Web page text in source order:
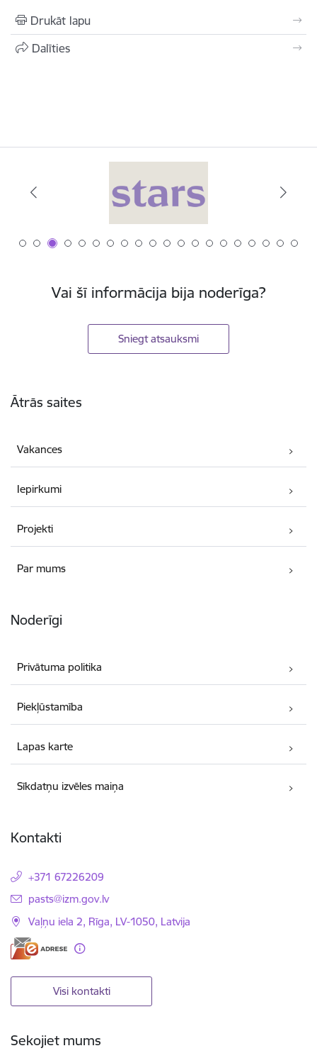
Drukāt lapu
Dalīties
Vai šī informācija bija noderīga?
Sniegt atsauksmi
Ātrās saites
Vakances
Iepirkumi
Projekti
Par mums
Noderīgi
Privātuma politika
Piekļūstamība
Lapas karte
Sīkdatņu izvēles maiņa
Kontakti
+371 67226209
E-pasts:
pasts@izm.gov.lv
Vaļņu iela 2, Rīga, LV-1050, Latvija
Visi kontakti
Sekojiet mums